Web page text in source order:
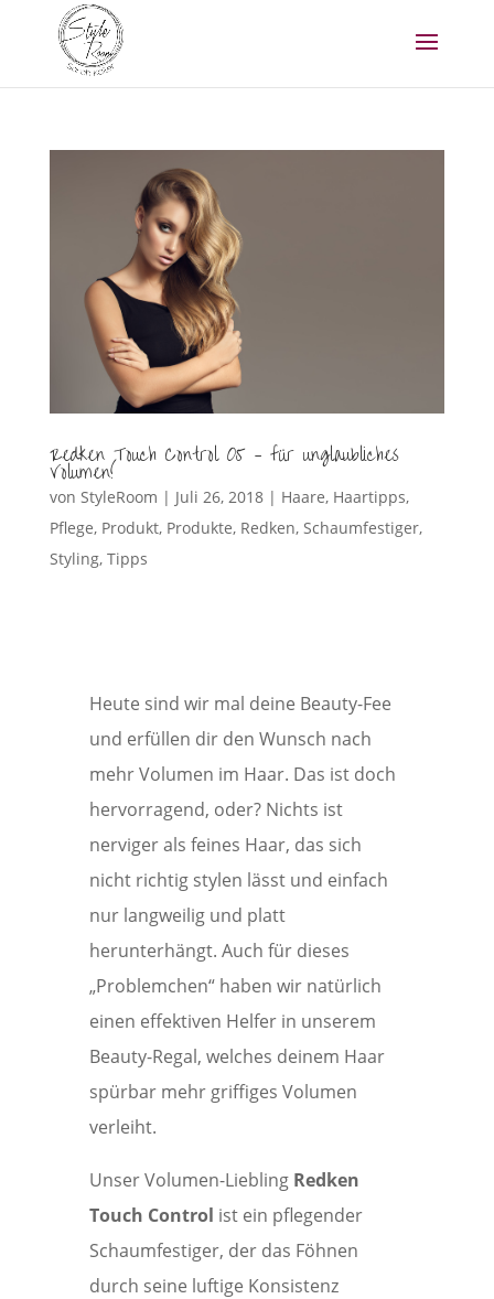
Redken Touch Control 05 – für unglaubliches
Volumen!
von StyleRoom | Juli 26, 2018| Haare, Haartipps,
Pflege, Produkt, Produkte, Redken, Schaumfestiger,
Styling, Tipps
Heute sind wir mal deine Beauty-Fee
und erfüllen dir den Wunsch nach
mehr Volumen im Haar. Das ist doch
hervorragend, oder? Nichts ist
nerviger als feines Haar, das sich
nicht richtig stylen lässt und einfach
nur langweilig und platt
herunterhängt. Auch für dieses
„Problemchen“ haben wir natürlich
einen effektiven Helfer in unserem
Beauty-Regal, welches deinem Haar
spürbar mehr griffiges Volumen
verleiht.
Unser Volumen-Liebling Redken
Touch Control ist ein pflegender
Schaumfestiger, der das Föhnen
durch seine luftige Konsistenz